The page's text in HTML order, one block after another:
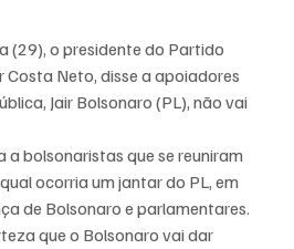
(29), o presidente do Partido
Costa Neto, disse a apoiadores
Jair Bolsonaro (PL), não vai
bolsonaristas que se reuniram
ocorria um jantar do PL, em
de Bolsonaro e parlamentares.
que o Bolsonaro vai dar